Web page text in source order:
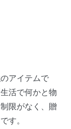
アイテムで
活で何かと物
限がなく、贈
す。